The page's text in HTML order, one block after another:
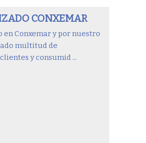
CONXEMAR
en Conxemar y por nuestro
multitud de
y consumid ...